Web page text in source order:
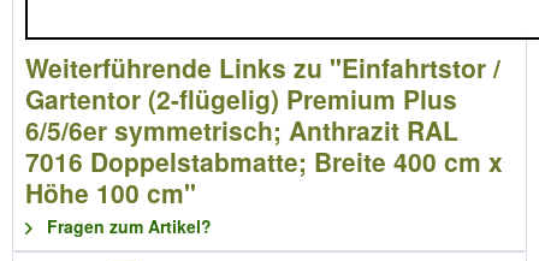
Weiterführende Links zu "Einfahrtstor /
Gartentor (2-flügelig) Premium Plus
6/5/6er symmetrisch; Anthrazit RAL
7016 Doppelstabmatte; Breite 400 cm x
Höhe 100 cm"
Fragen zum Artikel?